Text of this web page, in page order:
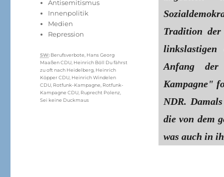
Tradition der
Anfang der
Kampagne"
NDR.
die von dem
was auch in
Antisemitismus
Innenpolitik
Medien
Repression
Schlagwörter
SW: Berufsverbote Hans Georg
Maaßen CDU Heinrich Böll Du fährst
zu oft nach Heidelberg Heinrich
Köpper CDU Heinrich Windelen
CDU Rotfunk-Kampagne Rotfunk-
Kampagne CDU Ruprecht Polenz
Sei keine Duckmaus